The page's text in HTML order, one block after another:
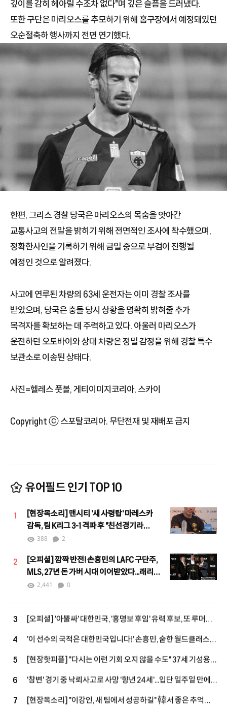
깊이를 감히 헤아릴 수조차 없다"며 깊은 슬픔을 드러냈다.
또한 구단은 마리오스를 추모하기 위해 홈구장에서 예정돼있던
오순절축하 행사까지 전면 연기했다.
한편, 그리스 경찰 당국은 마리오스의 목숨을 앗아간
교통사고의 전말을 밝히기 위해 전면적인 조사에 착수했으며,
정확한사인을 기록하기 위해 금일 중으로 부검이 진행될
예정인 것으로 알려졌다.
사고에 연루된 차량의 63세 운전자는 이미 경찰 조사를
받았으며, 당국은 충돌 당시 상황을 명확히 밝혀줄 추가
목격자를 확보하는 데 주력하고 있다. 아울러 마리오스가
운전하던 오토바이와 상대 차량은 정밀 감정을 위해 경찰 특수
보관소로 이송된 상태다.
사진=헬레스 풋볼, 게티이미지코리아, 스카이
Copyright ⓒ 스포탈코리아. 무단전재 및 재배포 금지
유어필드 인기 TOP 10
1
[현장목소리] 맨시티 '새 사령탑' 마레스카
감독, 팀 K리그 3-1 격파 후 "친선경기라
할지라도 결과는 중요"
388 2
2
[오피셜] 깜짝 반전! 손흥민의 LAFC 구단주,
MLS, 27년 돈 가버 시대 이어받았다...래리
버그 차기 커미셔너로 선임
2,441 0
3
[오피셜] '아뿔싸' 대한민국, '홍명보 후임' 유력 후보, 또 루머에
그쳤다...르나르 감독, 코트디부아르행, 11년 만에 복귀 성사
4
'이 선수의 국적은 대한민국입니다!' 손흥민, 숱한 월드클래스
모두 제쳤다…최근 10시즌 PL 왼쪽 최다 123골
5
[현장핫피플] "다시는 이런 기회 오지 않을 수도" 37세 기성용,
맨시티전 출격 결심…"손정범, PL에 임팩트 남길 기회"
6
'참변' 경기 중 낙뢰사고로 사망 '향년 24세'...입단 일주일 만에
안타까운 비보, 태국 축구계는 애도 물결
7
[현장목소리] "이강인, 새 팀에서 성공하길" 韓서 좋은 추억